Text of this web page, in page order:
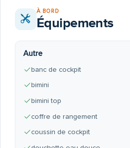
À BORD
Équipements
Autre
banc de cockpit
bimini
bimini top
coffre de rangement
coussin de cockpit